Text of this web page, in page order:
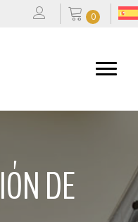
0
DE